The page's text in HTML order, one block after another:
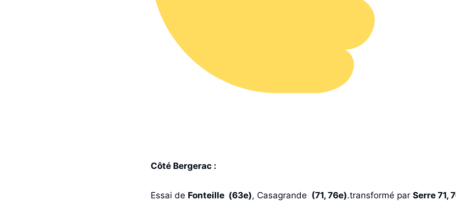
Côté Bergerac :
Essai de Fonteille (63e), Casagrande (71, 76e).transformé par Serre 71,